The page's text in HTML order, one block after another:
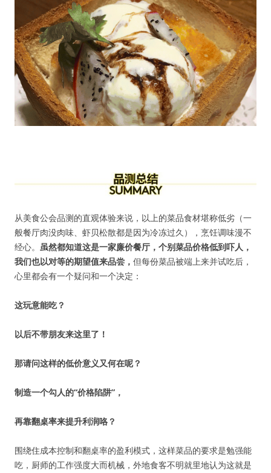
从美食公会品测的直观体验来说，以上的菜品食材堪称低劣（一
般餐厅肉没肉味、虾贝松散都是因为冷冻过久），烹饪调味漫不
经心。 虽然都知道这是一家廉价餐厅，个别菜品价格低到吓人，
我们也以对等的期望值来品尝， 但每份菜品被端上来并试吃后，
心里都会有一个疑问和一个决定：
这玩意能吃？
以后不带朋友来这里了！
那请问这样的低价意义又何在呢？
制造一个勾人的“价格陷阱”，
再靠翻桌率来提升利润咯？
围绕住成本控制和翻桌率的盈利模式，这样菜品的要求是勉强能
吃，厨师的工作强度大而机械，外地食客不明就里地认为这就是